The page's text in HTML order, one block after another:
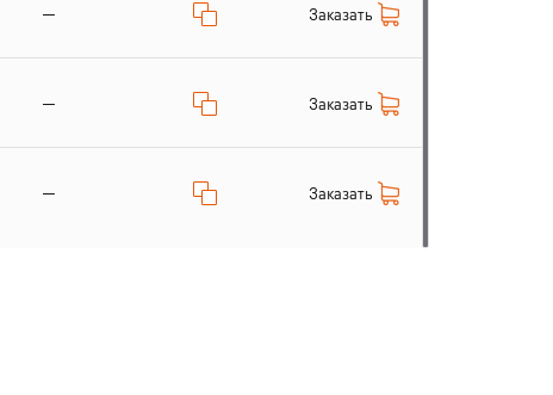
— Заказать
— Заказать
— Заказать